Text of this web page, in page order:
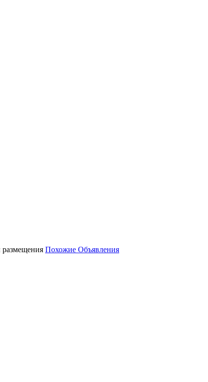
размещения Похожие Объявления